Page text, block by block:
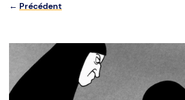
← Précédent